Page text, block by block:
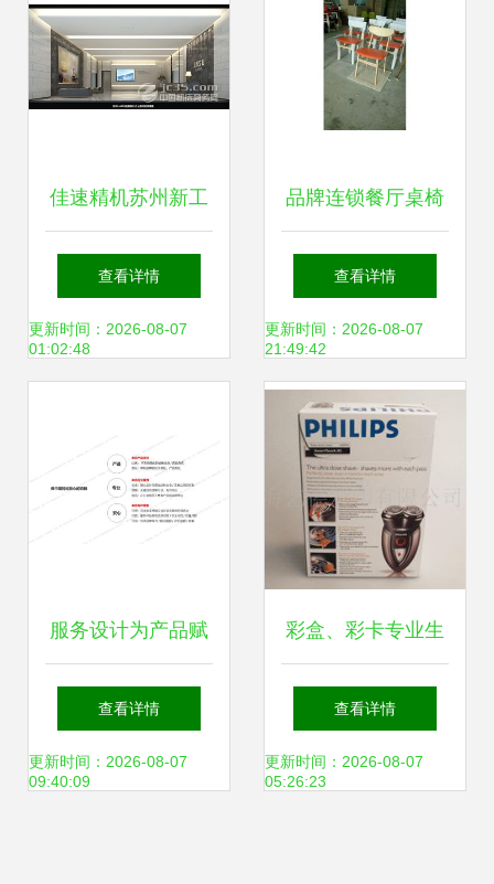
佳速精机苏州新工
厂盛大开业 以专业
设计服务，绽放智
查看详情
更新时间：2026-08-07
01:02:48
品牌连锁餐厅桌椅
工厂价定制 专业设
计，高效赋能餐饮
空间
查看详情
更新时间：2026-08-07
21:49:42
服务设计为产品赋
能的四大专业方法
查看详情
更新时间：2026-08-07
09:40:09
彩盒、彩卡专业生
产与包装印刷一体
化服务解决方案
查看详情
更新时间：2026-08-07
05:26:23